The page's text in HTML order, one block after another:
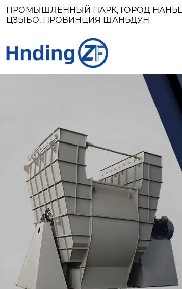
ПРОМЫШЛЕННЫЙ ПАРК, ГОРОД
ЦЗЫБО, ПРОВИНЦИЯ ШАНЬДУН